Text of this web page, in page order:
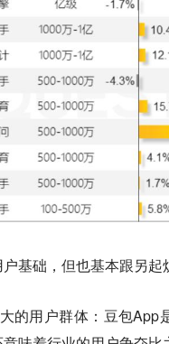
基础，但也基本跟另起
的用户群体：豆包App